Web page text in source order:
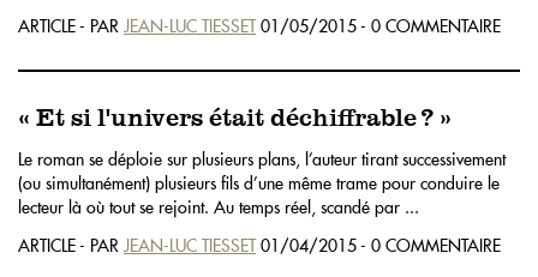
ARTICLE - PAR JEAN-LUC TIESSET01/05/2015 - 0 COMMENTAIRE
« Et si l'univers était déchiffrable ? »
Le roman se déploie sur plusieurs plans, l’auteur tirant successivement
(ou simultanément) plusieurs fils d’une même trame pour conduire le
lecteur là où tout se rejoint. Au temps réel, scandé par ...
ARTICLE - PAR JEAN-LUC TIESSET01/04/2015 - 0 COMMENTAIRE